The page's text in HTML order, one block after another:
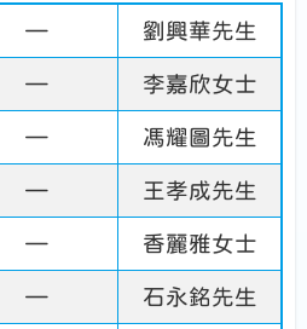
— 劉興華先生
— 李嘉欣女士
— 馮耀圖先生
— 王孝成先生
— 香麗雅女士
— 石永銘先生